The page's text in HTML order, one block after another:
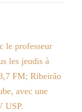
le professeur
les jeudis à
FM; Ribeirão
avec une
USP.